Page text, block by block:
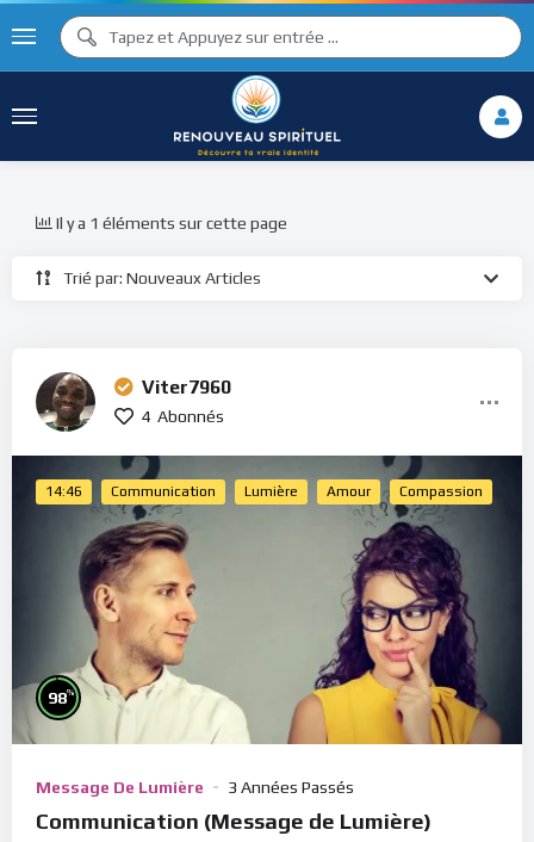
Trié par: Nouveaux Articles
Il y a 1 éléments sur cette page
Viter7960
4 Abonnés
14:46 Communication Lumière Amour Compassion
98%
Message De Lumière 3 Années Passés
Communication (Message de Lumière)